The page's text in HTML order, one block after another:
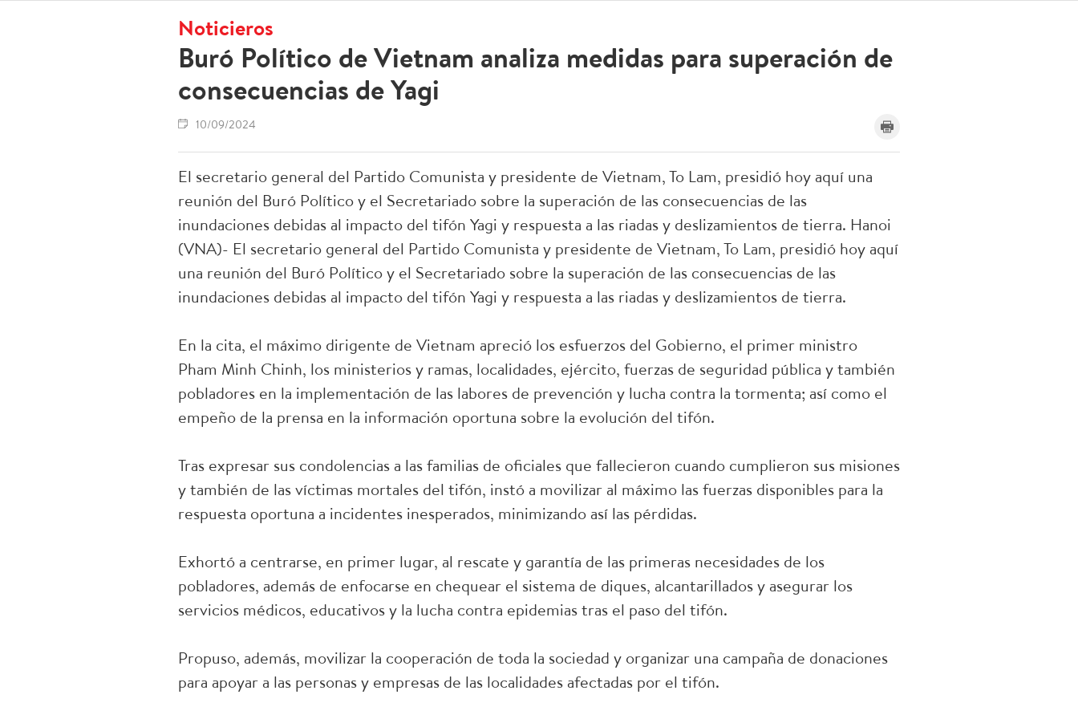
Noticieros
Buró Político de Vietnam analiza medidas para superación de
consecuencias de Yagi
10/09/2024
El secretario general del Partido Comunista y presidente de Vietnam, To Lam, presidió hoy aquí una
reunión del Buró Político y el Secretariado sobre la superación de las consecuencias de las
inundaciones debidas al impacto del tifón Yagi y respuesta a las riadas y deslizamientos de tierra. Hanoi
(VNA)- El secretario general del Partido Comunista y presidente de Vietnam, To Lam, presidió hoy aquí
una reunión del Buró Político y el Secretariado sobre la superación de las consecuencias de las
inundaciones debidas al impacto del tifón Yagi y respuesta a las riadas y deslizamientos de tierra.
En la cita, el máximo dirigente de Vietnam apreció los esfuerzos del Gobierno, el primer ministro
Pham Minh Chinh, los ministerios y ramas, localidades, ejército, fuerzas de seguridad pública y también
pobladores en la implementación de las labores de prevención y lucha contra la tormenta; así como el
empeño de la prensa en la información oportuna sobre la evolución del tifón.
Tras expresar sus condolencias a las familias de oficiales que fallecieron cuando cumplieron sus misiones
y también de las víctimas mortales del tifón, instó a movilizar al máximo las fuerzas disponibles para la
respuesta oportuna a incidentes inesperados, minimizando así las pérdidas.
Exhortó a centrarse, en primer lugar, al rescate y garantía de las primeras necesidades de los
pobladores, además de enfocarse en chequear el sistema de diques, alcantarillados y asegurar los
servicios médicos, educativos y la lucha contra epidemias tras el paso del tifón.
Propuso, además, movilizar la cooperación de toda la sociedad y organizar una campaña de donaciones
para apoyar a las personas y empresas de las localidades afectadas por el tifón.